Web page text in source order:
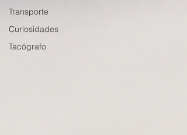
Transporte
Curiosidades
Tacógrafo